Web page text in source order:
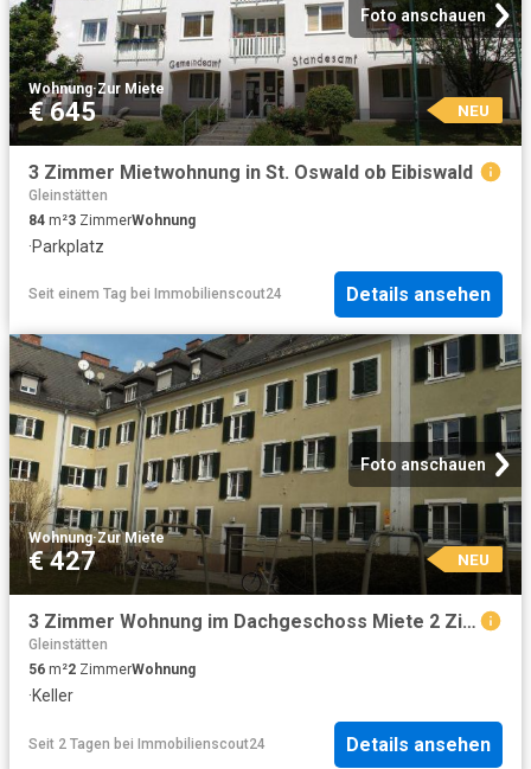
Foto anschauen
Wohnung·Zur Miete
€ 645 NEU
3 Zimmer Mietwohnung in St. Oswald ob Eibiswald
Gleinstätten
84 m²3 ZimmerWohnung
·Parkplatz
Seit einem Tag bei Immobilienscout24 Details ansehen
Foto anschauen
Wohnung·Zur Miete
€ 427 NEU
3 Zimmer Wohnung im Dachgeschoss Miete 2 Zimmer
Gleinstätten
56 m²2 ZimmerWohnung
·Keller
Seit 2 Tagen bei Immobilienscout24 Details ansehen